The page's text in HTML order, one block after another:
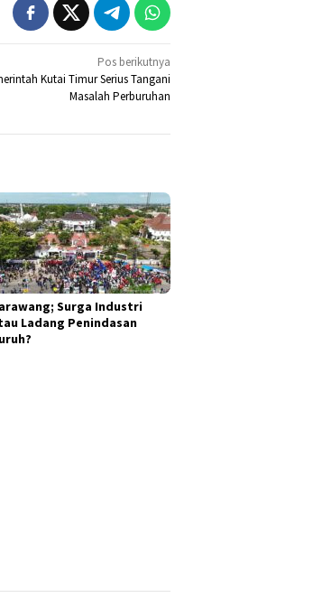
Pos berikutnya
Kutai Timur Serius Tangani
Masalah Perburuhan
Surga Industri
Ladang Penindasan